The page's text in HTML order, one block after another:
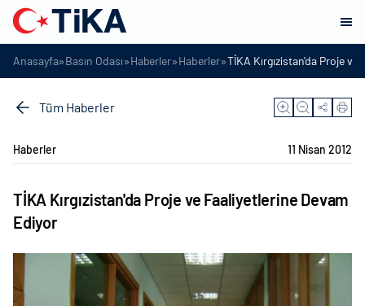
Anasayfa»Basın Odası»Haberler»Haberler»TİKA Kırgızistan'da Proje
Tüm Haberler
Haberler 11 Nisan 2012
TİKA Kırgızistan'da Proje ve Faaliyetlerine Devam
Ediyor